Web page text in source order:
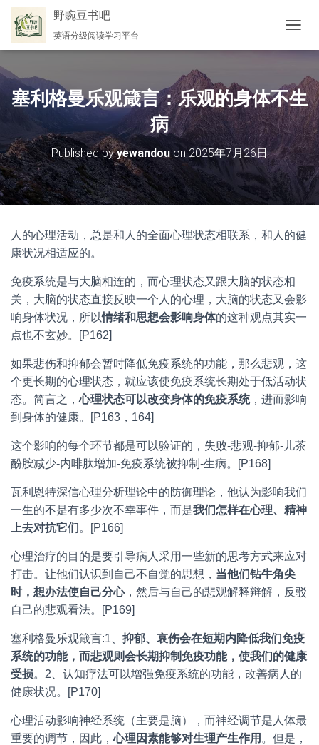
野豌豆书吧
英语分级阅读学习平台
换
塞利格曼乐观箴言：乐观的身体不生
病
Published byyewandou on2025年7月26日
人的心理活动，总是和人的全面心理状态相联系，和人的健
康状况相适应的。
免疫系统是与大脑相连的，而心理状态又跟大脑的状态相
关，大脑的状态直接反映一个人的心理，大脑的状态又会影
响身体状况，所以情绪和思想会影响身体的这种观点其实一
点也不玄妙。[P162]
如果悲伤和抑郁会暂时降低免疫系统的功能，那么悲观，这
个更长期的心理状态，就应该使免疫系统长期处于低活动状
态。简言之，心理状态可以改变身体的免疫系统，进而影响
到身体的健康。[P163，164]
这个影响的每个环节都是可以验证的，失败-悲观-抑郁-儿茶
酚胺减少-内啡肽增加-免疫系统被抑制-生病。[P168]
瓦利恩特深信心理分析理论中的防御理论，他认为影响我们
一生的不是有多少次不幸事件，而是我们怎样在心理、精神
上去对抗它们 。[P166]
心理治疗的目的是要引导病人采用一些新的思考方式来应对
打击。让他们认识到自己不自觉的思想， 当他们钻牛角尖
时，想办法使自己分心，然后与自己的悲观解释辩解，反驳
自己的悲观看法。[P169]
塞利格曼乐观箴言:1、 抑郁、哀伤会在短期内降低我们免疫
系统的功能，而悲观则会长期抑制免疫功能，使我们的健康
受损。2、认知疗法可以增强免疫系统的功能，改善病人的
健康状况。[P170]
心理活动影响神经系统（主要是脑），而神经调节是人体最
重要的调节，因此，心理因素能够对生理产生作用 。但是，